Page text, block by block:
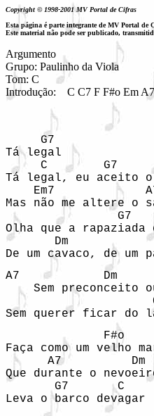
Copyright © 1998-2001 MV Portal de Cifras
Esta página é parte integrante de MV Portal de
Este material não pode ser publicado,
Argumento
Grupo: Paulinho da Viola
Tom: C
Introdução:
C C7 F F#o Em
Tá legal
C        G7
Tá legal, eu aceito o
Em7
Mas não me altere o
G7
Olha que a
Dm
De um cavaco, de um
A7            Dm
Sem preconceito
Sem querer ficar do
Faça como um velho
A7
Que durante o
G7       C
Leva o barco devagar